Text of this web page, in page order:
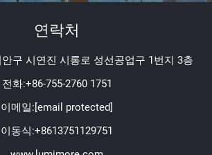
연락처
구 시연진 시롱로 성선공업구 1번지 3층
전화:+86-755-2760 1751
이메일:[email protected]
이동식:+8613751129751